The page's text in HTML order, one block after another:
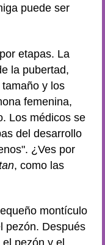
puede ser
etapas. La
la pubertad,
y los
femenina,
Los médicos se
del desarrollo
¿Ves por
, como las
montículo
pezón. Después
pezón y el